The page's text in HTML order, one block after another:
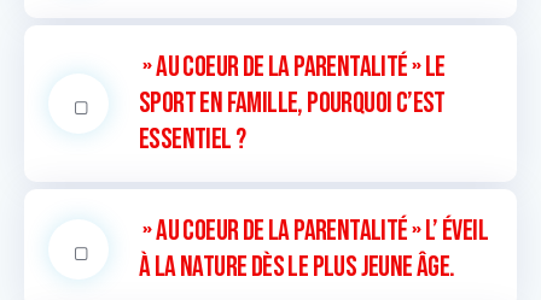
» Au coeur de la parentalité » Le
sport en famille, pourquoi c’est
essentiel ?
» Au coeur de la parentalité » L’ éveil
à la nature dès le plus jeune âge.